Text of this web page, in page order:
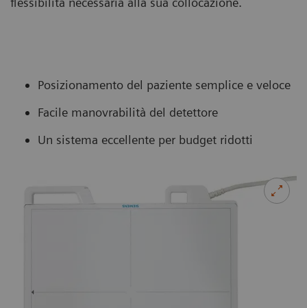
Posizionamento del paziente semplice e veloce
Facile manovrabilità del detettore
Un sistema eccellente per budget ridotti